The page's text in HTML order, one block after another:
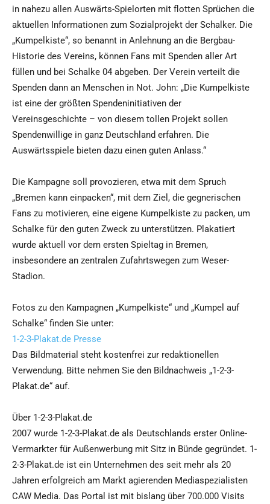
in nahezu allen Auswärts-Spielorten mit flotten Sprüchen die
aktuellen Informationen zum Sozialprojekt der Schalker. Die
„Kumpelkiste“, so benannt in Anlehnung an die Bergbau-
Historie des Vereins, können Fans mit Spenden aller Art
füllen und bei Schalke 04 abgeben. Der Verein verteilt die
Spenden dann an Menschen in Not. John: „Die Kumpelkiste
ist eine der größten Spendeninitiativen der
Vereinsgeschichte – von diesem tollen Projekt sollen
Spendenwillige in ganz Deutschland erfahren. Die
Auswärtsspiele bieten dazu einen guten Anlass.“
Die Kampagne soll provozieren, etwa mit dem Spruch
„Bremen kann einpacken“, mit dem Ziel, die gegnerischen
Fans zu motivieren, eine eigene Kumpelkiste zu packen, um
Schalke für den guten Zweck zu unterstützen. Plakatiert
wurde aktuell vor dem ersten Spieltag in Bremen,
insbesondere an zentralen Zufahrtswegen zum Weser-
Stadion.
Fotos zu den Kampagnen „Kumpelkiste“ und „Kumpel auf
Schalke“ finden Sie unter:
1-2-3-Plakat.de Presse
Das Bildmaterial steht kostenfrei zur redaktionellen
Verwendung. Bitte nehmen Sie den Bildnachweis „1-2-3-
Plakat.de“ auf.
Über 1-2-3-Plakat.de
2007 wurde 1-2-3-Plakat.de als Deutschlands erster Online-
Vermarkter für Außenwerbung mit Sitz in Bünde gegründet. 1-
2-3-Plakat.de ist ein Unternehmen des seit mehr als 20
Jahren erfolgreich am Markt agierenden Mediaspezialisten
CAW Media. Das Portal ist mit bislang über 700.000 Visits